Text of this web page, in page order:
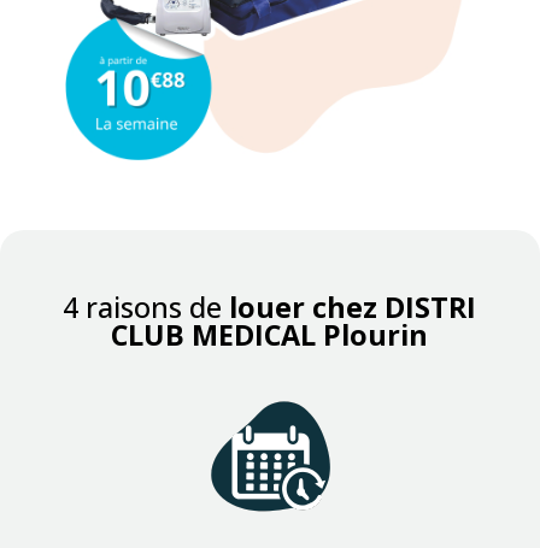
4 raisons de louer chez DISTRI
CLUB MEDICAL Plourin